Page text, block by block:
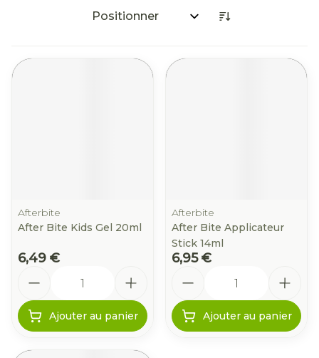
Trier par:
Afterbite
After Bite Kids Gel 20ml
6,49 €
Ajouter au panier
Afterbite
After Bite Applicateur
Stick 14ml
6,95 €
Ajouter au panier